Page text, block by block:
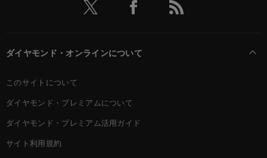
ダイヤモンド・オンラインについて
このサイトについて
ダイヤモンド・プレミアムについて
ダイヤモンド・プレミアム活用ガイド
サイト利用規約